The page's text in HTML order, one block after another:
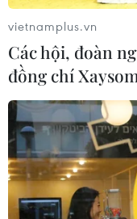
vietnamplus.vn
Các hội, đoàn
đồng chí